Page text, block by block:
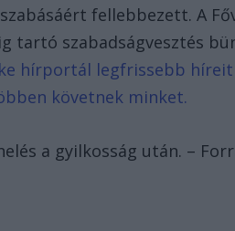
fellebbezett. A
tartó szabadságvesztés
hírportál legfrissebb
követnek minket.
a gyilkosság után. –